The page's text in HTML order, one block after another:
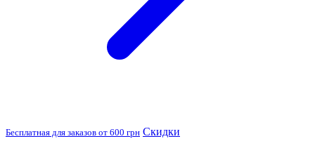
Бесплатная для заказов от 600 грн Скидки